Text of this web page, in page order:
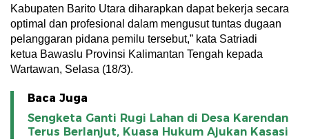
Kabupaten Barito Utara diharapkan dapat bekerja secara
optimal dan profesional dalam mengusut tuntas dugaan
pelanggaran pidana pemilu tersebut,” kata Satriadi
ketua Bawaslu Provinsi Kalimantan Tengah kepada
Wartawan, Selasa (18/3).
Baca Juga
Sengketa Ganti Rugi Lahan di Desa Karendan
Terus Berlanjut, Kuasa Hukum Ajukan Kasasi